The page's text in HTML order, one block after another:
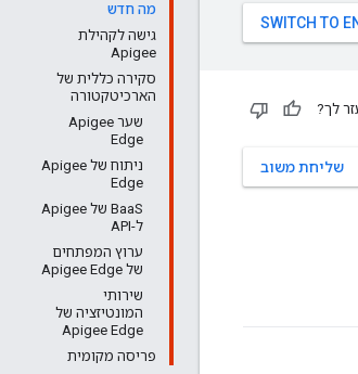
מה חדש
גישה לקהילת
Apigee
סקירה כללית של
הארכיטקטורה
שער Apigee
Edge
ניתוח של Apigee
Edge
BaaS של Apigee
ל-API
ערוץ המפתחים
של Apigee Edge
שירותי
המונטיזציה של
Apigee Edge
פריסה מקומית
לך?
שליחת משוב